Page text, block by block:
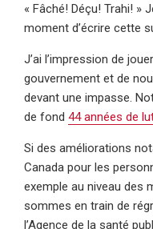
« Fâché! Déçu! Trahi! »
moment d’écrire cette
J’ai l’impression de
gouvernement et de
devant une impasse.
de fond 44 années de
Si des améliorations
Canada pour les
exemple au niveau des
sommes en train de
l’Agence de la santé